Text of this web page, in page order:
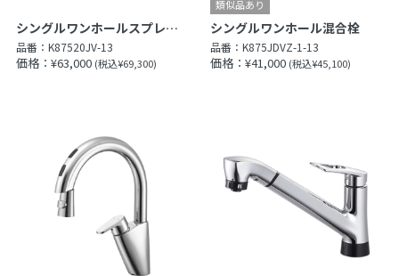
シングルワンホールスプレー混合栓
品番： K87520JV-13
価格：¥63,000 (税込¥69,300)
シングルワンホール混合栓
品番：K875JDVZ-1-13
価格：¥41,000 (税込¥45,100)